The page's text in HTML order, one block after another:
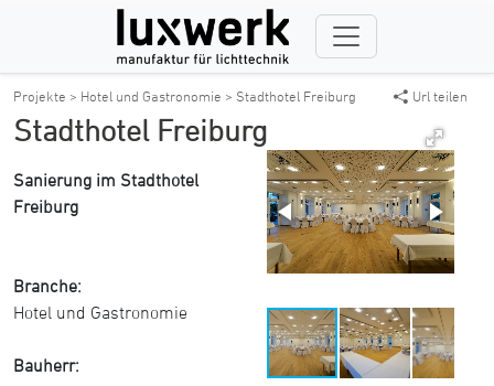
Projekte > Hotel und Gastronomie > Stadthotel Freiburg Url teilen
Stadthotel Freiburg
Sanierung im Stadthotel
Freiburg
Branche:
Hotel und Gastronomie
Bauherr: